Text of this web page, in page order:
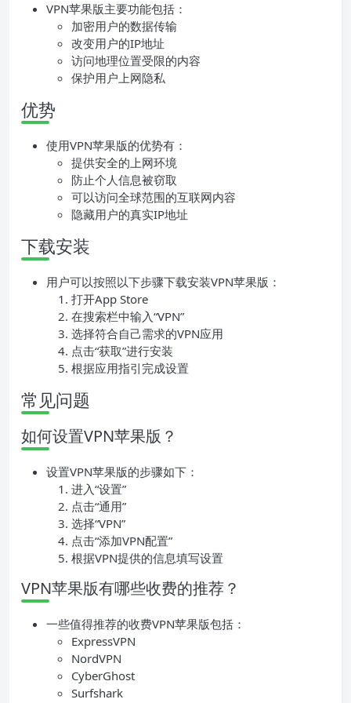
VPN苹果版主要功能包括：
加密用户的数据传输
改变用户的IP地址
访问地理位置受限的内容
保护用户上网隐私
优势
使用VPN苹果版的优势有：
提供安全的上网环境
防止个人信息被窃取
可以访问全球范围的互联网内容
隐藏用户的真实IP地址
下载安装
用户可以按照以下步骤下载安装VPN苹果版：
打开App Store
在搜索栏中输入“VPN”
选择符合自己需求的VPN应用
点击“获取”进行安装
根据应用指引完成设置
常见问题
如何设置VPN苹果版？
设置VPN苹果版的步骤如下：
进入“设置”
点击“通用”
选择“VPN”
点击“添加VPN配置”
根据VPN提供的信息填写设置
VPN苹果版有哪些收费的推荐？
一些值得推荐的收费VPN苹果版包括：
ExpressVPN
NordVPN
CyberGhost
Surfshark